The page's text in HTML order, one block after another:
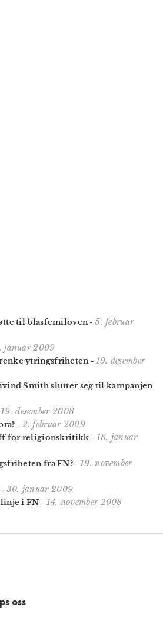
til blasfemiloven-5. februar
januar 2009
ytringsfriheten- 19. desember
Smith slutter seg til kampanjen
19. desember 2008
- 2. februar 2009
for religionskritikk - 18. januar
fra FN? - 19. november
- 30. januar 2009
i FN - 14. november 2008
oss